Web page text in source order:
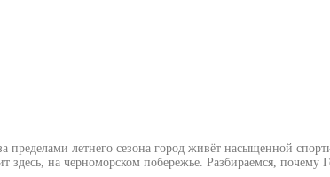
летнего сезона город живёт насыщенной
на черноморском побережье. Разбираемся, почему